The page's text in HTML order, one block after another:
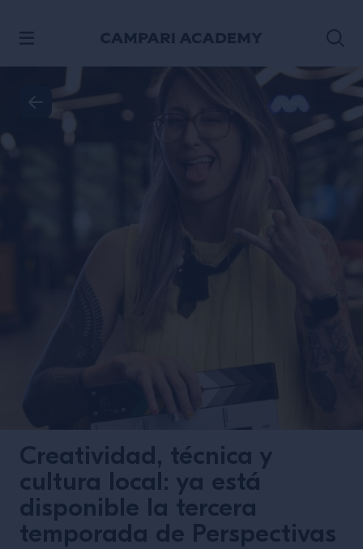
Creatividad, técnica y
cultura local: ya está
disponible la tercera
temporada de Perspectivas